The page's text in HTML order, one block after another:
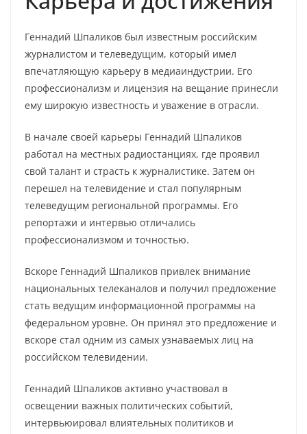
Геннадий Шпаликов был известным российским
журналистом и телеведущим, который имел
впечатляющую карьеру в медиаиндустрии. Его
профессионализм и лицензия на вещание принесли
ему широкую известность и уважение в отрасли.
В начале своей карьеры Геннадий Шпаликов
работал на местных радиостанциях, где проявил
свой талант и страсть к журналистике. Затем он
перешел на телевидение и стал популярным
телеведущим региональной программы. Его
репортажи и интервью отличались
профессионализмом и точностью.
Вскоре Геннадий Шпаликов привлек внимание
национальных телеканалов и получил предложение
стать ведущим информационной программы на
федеральном уровне. Он принял это предложение и
вскоре стал одним из самых узнаваемых лиц на
российском телевидении.
Геннадий Шпаликов активно участвовал в
освещении важных политических событий,
интервьюировал влиятельных политиков и